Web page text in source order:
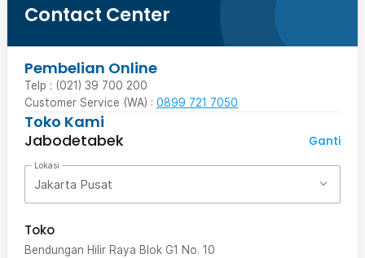
Contact Center
Pembelian Online
Telp : (021) 39 700 200
Customer Service (WA) : 0899 721 7050
Toko Kami
Jabodetabek
Ganti
Lokasi
Jakarta Pusat
Toko
Bendungan Hilir Raya Blok G1 No. 10